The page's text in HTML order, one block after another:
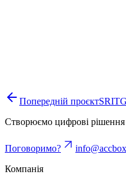
Попередній проєктSRITG
Створюємо цифрові рішення
Поговоримо?
Компанія